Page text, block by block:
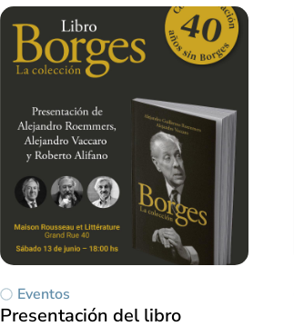
Eventos
Presentación del libro